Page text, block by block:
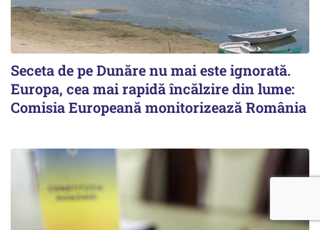
Seceta de pe Dunăre nu mai este ignorată.
Europa, cea mai rapidă încălzire din lume:
Comisia Europeană monitorizează România